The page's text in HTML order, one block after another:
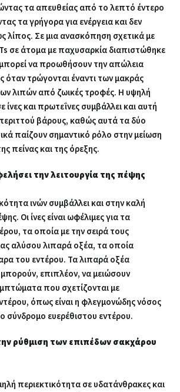
τα απευθείας από το λεπτό έντερο
τα γρήγορα για ενέργεια και δεν
λίπος. Σε μια ανασκόπηση σχετικά με
σε άτομα με παχυσαρκία διαπιστώθηκε
να προωθήσουν την απώλεια
όταν τρώγονται έναντι των μακράς
λιπών από ζωικές τροφές. Η υψηλή
ίνες και πρωτεΐνες συμβάλλει και αυτή
βάρους, καθώς αυτά τα δύο
παίζουν σημαντικό ρόλο στην μείωση
πείνας και της όρεξης.
την λειτουργία της πέψης
ινών συμβάλλει και στην καλή
Οι ίνες είναι ωφέλιμες για τα
τα οποία με την σειρά τους
αλύσου λιπαρά οξέα, τα οποία
του εντέρου. Τα λιπαρά οξέα
επιπλέον, να μειώσουν
που σχετίζονται με
όπως είναι η φλεγμονώδης νόσος
σύνδρομο ευερέθιστου εντέρου.
ρύθμιση των επιπέδων σακχάρου
περιεκτικότητα σε υδατάνθρακες και